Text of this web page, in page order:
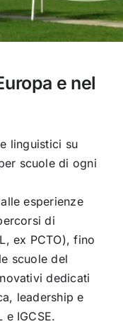
e nel
linguistici su
scuole di ogni
esperienze
di
ex PCTO), fino
scuole del
dedicati
leadership e
IGCSE.